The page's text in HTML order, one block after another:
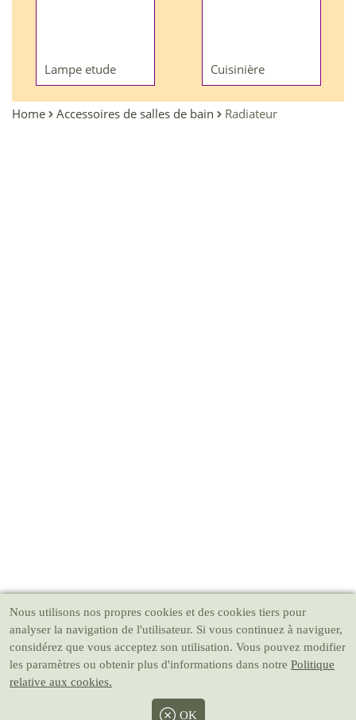
Lampe etude Cuisinière
Home Accessoires de salles de bain Radiateur
Nous utilisons nos propres cookies et des cookies tiers pour
analyser la navigation de l'utilisateur. Si vous continuez à naviguer,
considérez que vous acceptez son utilisation. Vous pouvez modifier
les paramètres ou obtenir plus d'informations dans notre Politique
relative aux cookies.
OK